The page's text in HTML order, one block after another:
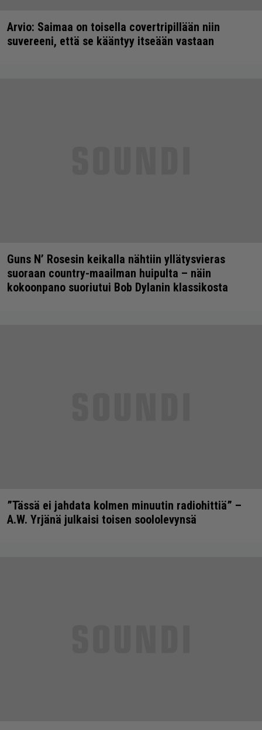
Arvio: Saimaa on toisella covertripillään niin
suvereeni, että se kääntyy itseään vastaan
Guns N’ Rosesin keikalla nähtiin yllätysvieras
suoraan country-maailman huipulta – näin
kokoonpano suoriutui Bob Dylanin klassikosta
”Tässä ei jahdata kolmen minuutin radiohittiä” –
A.W. Yrjänä julkaisi toisen soololevynsä